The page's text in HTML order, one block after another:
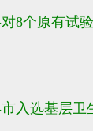
8个原有试
入选基层卫